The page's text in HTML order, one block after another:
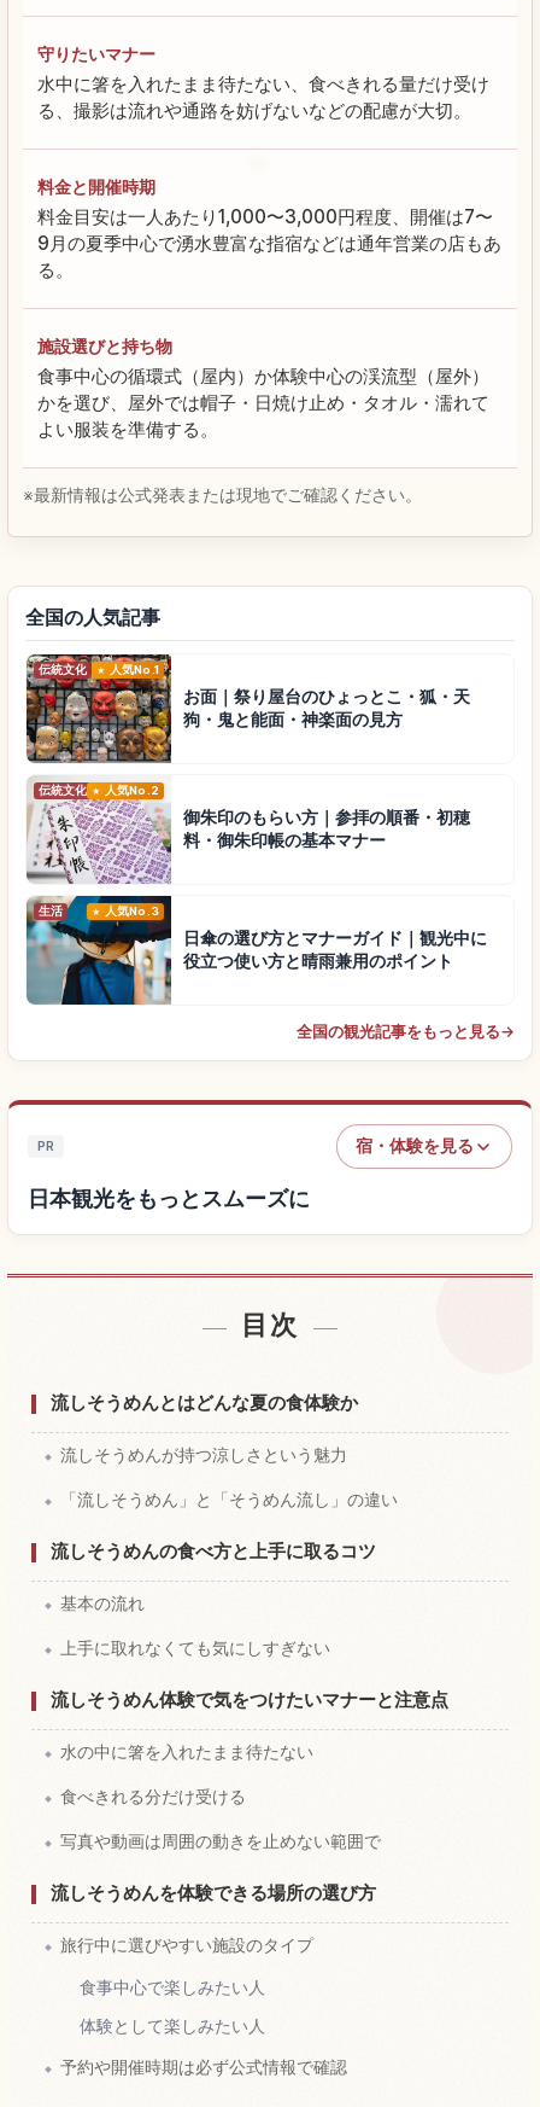
守りたいマナー
水中に箸を入れたまま待たない、食べきれる量だけ受け
る、撮影は流れや通路を妨げないなどの配慮が大切。
料金と開催時期
料金目安は一人あたり1,000〜3,000円程度、開催は7〜
9月の夏季中心で湧水豊富な指宿などは通年営業の店もあ
る。
施設選びと持ち物
食事中心の循環式（屋内）か体験中心の渓流型（屋外）
かを選び、屋外では帽子・日焼け止め・タオル・濡れて
よい服装を準備する。
※最新情報は公式発表または現地でご確認ください。
全国の人気記事
伝統文化 人気No.1
お面｜祭り屋台のひょっとこ・狐・天
狗・鬼と能面・神楽面の見方
伝統文化 人気No.2
御朱印のもらい方｜参拝の順番・初穂
料・御朱印帳の基本マナー
生活 人気No.3
日傘の選び方とマナーガイド｜観光中に
役立つ使い方と晴雨兼用のポイント
全国の観光記事をもっと見る→
PR 宿・体験を見る
日本観光をもっとスムーズに
日本付近の宿を探す
日本の体験を探す↗
目次
流しそうめんとはどんな夏の食体験か
流しそうめんが持つ涼しさという魅力
「流しそうめん」と「そうめん流し」の違い
流しそうめんの食べ方と上手に取るコツ
基本の流れ
上手に取れなくても気にしすぎない
流しそうめん体験で気をつけたいマナーと注意点
水の中に箸を入れたまま待たない
食べきれる分だけ受ける
写真や動画は周囲の動きを止めない範囲で
流しそうめんを体験できる場所の選び方
旅行中に選びやすい施設のタイプ
食事中心で楽しみたい人
体験として楽しみたい人
予約や開催時期は必ず公式情報で確認